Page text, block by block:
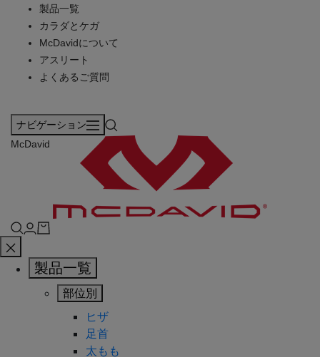
製品一覧
カラダとケガ
McDavidについて
アスリート
よくあるご質問
ナビゲーション
McDavid
製品一覧
部位別
ヒザ
足首
太もも